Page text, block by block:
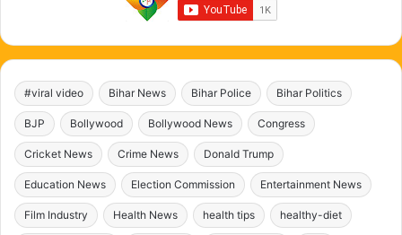
#viral video Bihar News Bihar Police Bihar Politics
BJP Bollywood Bollywood News Congress
Cricket News Crime News Donald Trump
Education News Election Commission Entertainment News
Film Industry Health News health tips healthy-diet